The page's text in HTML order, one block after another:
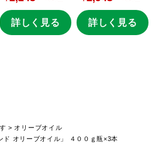
詳しく見る 詳しく見る
オリーブオイル
ド オリーブオイル」 ４００ｇ瓶×3本